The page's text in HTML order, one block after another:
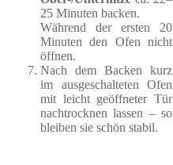
25 Minuten backen.
Während der ersten 20
Minuten den Ofen nicht
öffnen.
Nach dem Backen kurz
im ausgeschalteten Ofen
mit leicht geöffneter Tür
nachtrocknen lassen – so
bleiben sie schön stabil.